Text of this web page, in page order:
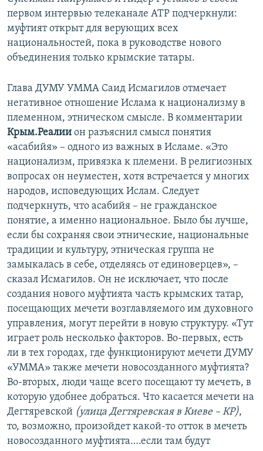
первом интервью телеканале АТР подчеркнули:
муфтият открыт для верующих всех
национальностей, пока в руководстве нового
объединения только крымские татары.
Глава ДУМУ УММА ​Саид Исмагилов отмечает
негативное отношение Ислама к национализму в
племенном, этническом смысле. В комментарии
Крым.Реалии ​он разъяснил смысл понятия
«асабийя» – одного из важных в Исламе. «Это
национализм, привязка к племени. В религиозных
вопросах он неуместен, хотя встречается у многих
народов, исповедующих Ислам. Следует
подчеркнуть, что асабийя – не гражданское
понятие, а именно национальное. Было бы лучше,
если бы сохраняя свои этнические, национальные
традиции и культуру, этническая группа не
замыкалась в себе, отделяясь от единоверцев», –
сказал Исмагилов. Он не исключает, что после
создания нового муфтията часть крымских татар,
посещающих мечети возглавляемого им духовного
управления, могут перейти в новую структуру. «Тут
играет роль несколько факторов. Во-первых, есть
ли в тех городах, где функционируют мечети ДУМУ
«УММА» также мечети новосозданного муфтията?
Во-вторых, люди чаще всего посещают ту мечеть, в
которую удобнее добраться. Что касается мечети на
Дегтяревской (улица Дегтяревская в Киеве – КР),
то, возможно, произойдет какой-то отток в мечеть
новосозданного муфтията….если там будут